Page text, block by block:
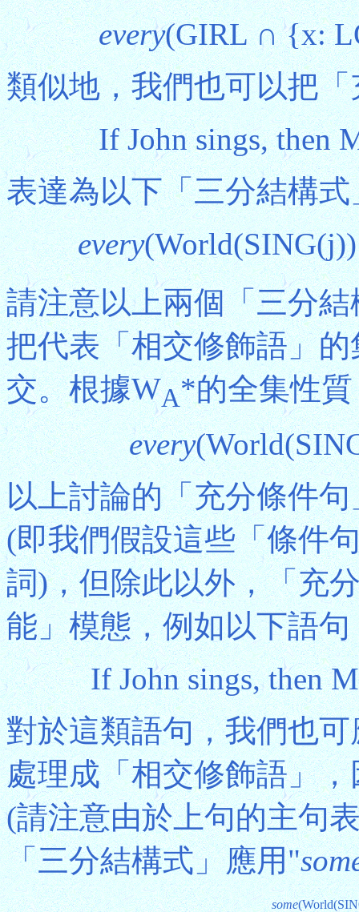
every(GIRL ∩ {x:
類似地，我們也可以把
If John sings, then
表達為以下「三分結構式
every
請注意以上兩個「三分
把代表「相交修飾語」
交。根據WA*的全集性
every
以上討論的「充分條件
(即我們假設這些「條件
詞)，但除此以外，「充
能」模態，例如以下語句
If John sings, then
對於這類語句，我們也
處理成「相交修飾語」
(請注意由於上句的主句
「三分結構式」應用"
some